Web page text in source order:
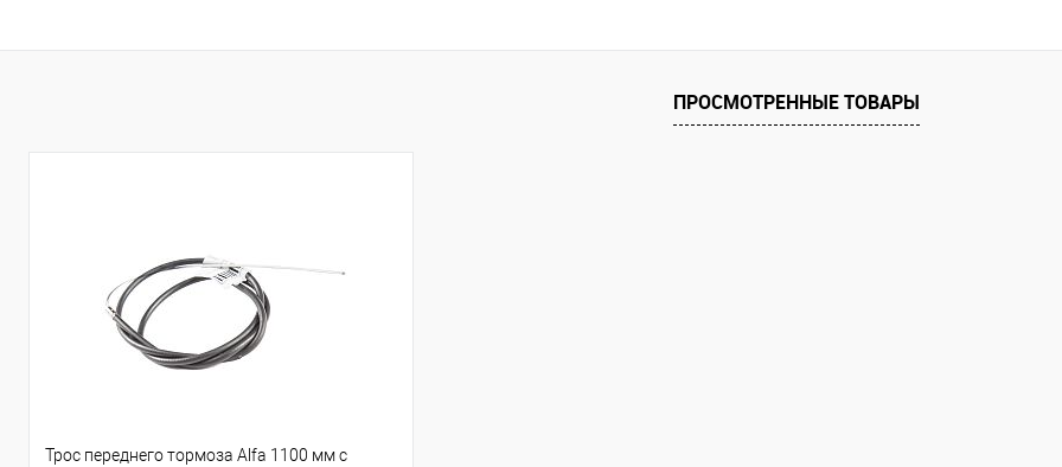
ПРОСМОТРЕННЫЕ ТОВАРЫ
Трос переднего тормоза Alfa 1100 мм с